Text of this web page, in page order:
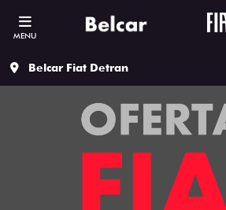
MENU
Belcar Fiat Detran